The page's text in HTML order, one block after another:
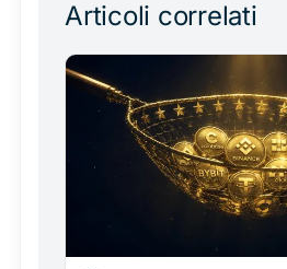
Articoli correlati